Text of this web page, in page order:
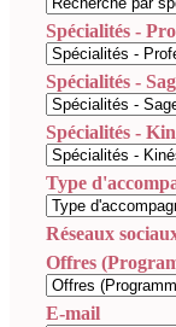
Spécialités -
Spécialités -
Spécialités -
Type
Réseaux
Offres
E-mail